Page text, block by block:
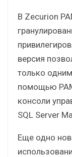
В Zecurion
версия
только
помощью
консоли
SQL Server
Еще одно